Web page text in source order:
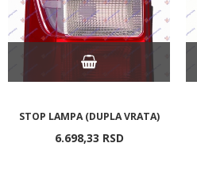
STOP LAMPA (DUPLA VRATA)
6.698,33 RSD